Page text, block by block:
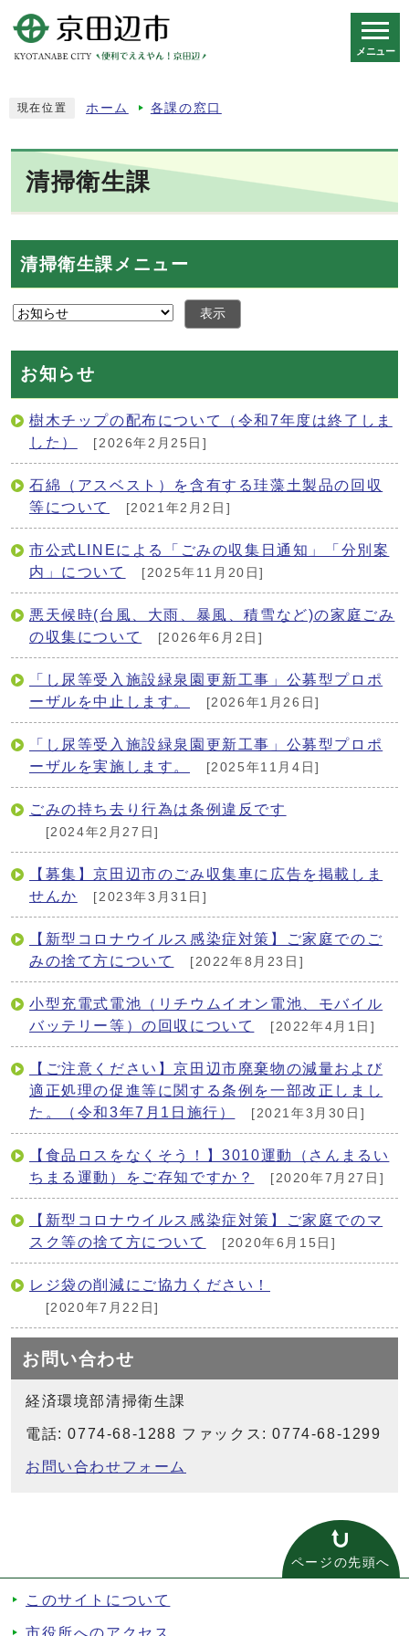
メニュー
現在位置 ホーム 各課の窓口
清掃衛生課
清掃衛生課メニュー
表示
お知らせ
樹木チップの配布について（令和7年度は終了しま
した）
[2026年2月25日]
石綿（アスベスト）を含有する珪藻土製品の回収
等について
[2021年2月2日]
市公式LINEによる「ごみの収集日通知」「分別案
内」について
[2025年11月20日]
悪天候時(台風、大雨、暴風、積雪など)の家庭ごみ
の収集について
[2026年6月2日]
「し尿等受入施設緑泉園更新工事」公募型プロポ
ーザルを中止します。
[2026年1月26日]
「し尿等受入施設緑泉園更新工事」公募型プロポ
ーザルを実施します。
[2025年11月4日]
ごみの持ち去り行為は条例違反です
[2024年2月27日]
【募集】京田辺市のごみ収集車に広告を掲載しま
せんか
[2023年3月31日]
【新型コロナウイルス感染症対策】ご家庭でのご
みの捨て方について
[2022年8月23日]
小型充電式電池（リチウムイオン電池、モバイル
バッテリー等）の回収について
[2022年4月1日]
【ご注意ください】京田辺市廃棄物の減量および
適正処理の促進等に関する条例を一部改正しまし
た。（令和3年7月1日施行）
[2021年3月30日]
【食品ロスをなくそう！】3010運動（さんまるい
ちまる運動）をご存知ですか？
[2020年7月27日]
【新型コロナウイルス感染症対策】ご家庭でのマ
スク等の捨て方について
[2020年6月15日]
レジ袋の削減にご協力ください！
[2020年7月22日]
お問い合わせ
経済環境部清掃衛生課
電話: 0774-68-1288 ファックス: 0774-68-1299
お問い合わせフォーム
ページの先頭へ
このサイトについて